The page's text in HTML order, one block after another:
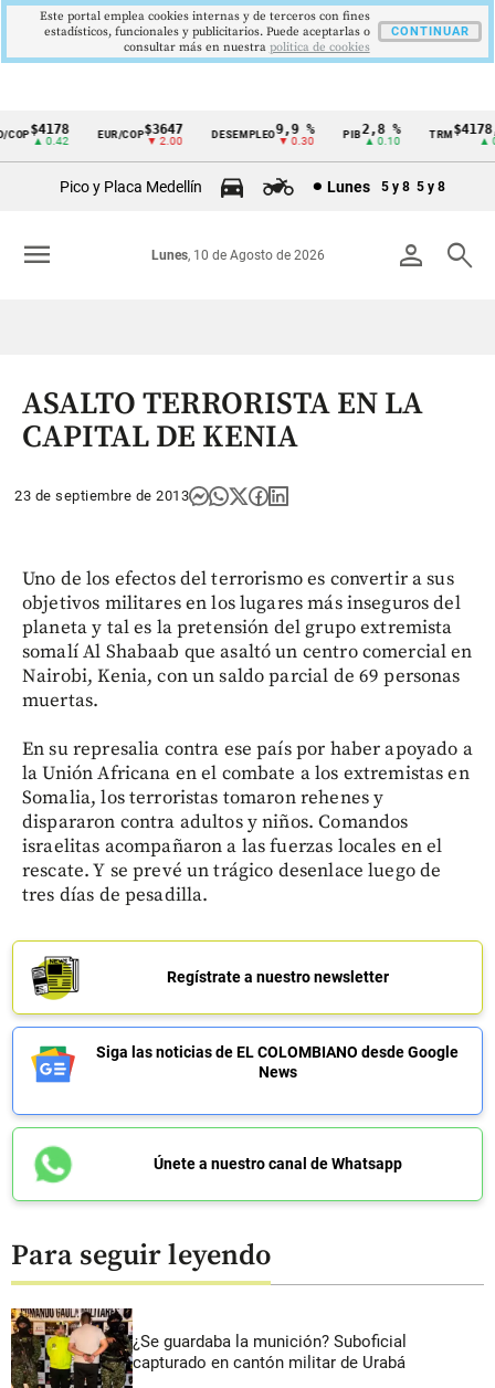
Cintillo
Colombia
$4178
▲ 0.42
EUR/COP$3647
▼ 2.00
DESEMPLEO 9,9 %
▼ 0.30
PIB2,8 %
▲ 0.10
TRM
▲
Pico y Placa Medellín Lunes 5 y 8 5 y 8
person search
Lunes, 10 de Agosto de 2026
menu
ASALTO TERRORISTA EN LA
CAPITAL DE KENIA
23 de septiembre de 2013
Uno de los efectos del terrorismo es convertir a sus
objetivos militares en los lugares más inseguros del
planeta y tal es la pretensión del grupo extremista
somalí Al Shabaab que asaltó un centro comercial en
Nairobi, Kenia, con un saldo parcial de 69 personas
muertas.
En su represalia contra ese país por haber apoyado a
la Unión Africana en el combate a los extremistas en
Somalia, los terroristas tomaron rehenes y
dispararon contra adultos y niños. Comandos
israelitas acompañaron a las fuerzas locales en el
rescate. Y se prevé un trágico desenlace luego de
tres días de pesadilla.
Regístrate a nuestro newsletter
Siga las noticias de EL COLOMBIANO desde Google
News
Únete a nuestro canal de Whatsapp
Para seguir leyendo
¿Se guardaba la munición? Suboficial
capturado en cantón militar de Urabá
Este portal emplea cookies internas y de terceros con fines
estadísticos, funcionales y publicitarios. Puede aceptarlas o
consultar más en nuestra politica de cookies
CONTINUAR